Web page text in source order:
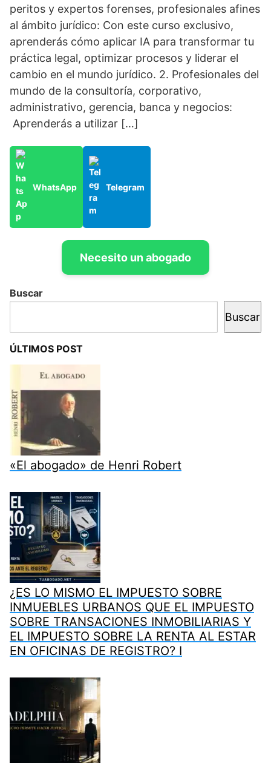
peritos y expertos forenses, profesionales afines
al ámbito jurídico: Con este curso exclusivo,
aprenderás cómo aplicar IA para transformar tu
práctica legal, optimizar procesos y liderar el
cambio en el mundo jurídico. 2. Profesionales del
mundo de la consultoría, corporativo,
administrativo, gerencia, banca y negocios:
Aprenderás a utilizar […]
WhatsApp Telegram
Necesito un abogado
Buscar
Buscar
ÚLTIMOS POST
«El abogado» de Henri Robert
¿ES LO MISMO EL IMPUESTO SOBRE
INMUEBLES URBANOS QUE EL IMPUESTO
SOBRE TRANSACIONES INMOBILIARIAS Y
EL IMPUESTO SOBRE LA RENTA AL ESTAR
EN OFICINAS DE REGISTRO? I